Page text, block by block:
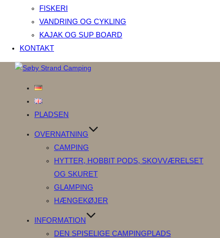
FISKERI
VANDRING OG CYKLING
KAJAK OG SUP BOARD
KONTAKT
Videre
PLADSEN
OVERNATNING
CAMPING
HYTTER, HOBBIT PODS, SKOVVÆRELSET
OG SKURET
GLAMPING
HÆNGEKØJER
INFORMATION
DEN SPISELIGE CAMPINGPLADS